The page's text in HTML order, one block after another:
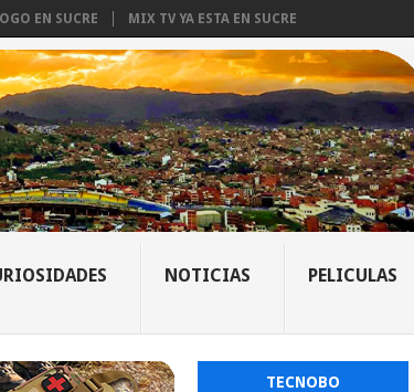
EN SUCRE MIX TV YA ESTA EN SUCRE
NOTICIAS PELICULAS
TECNOBO